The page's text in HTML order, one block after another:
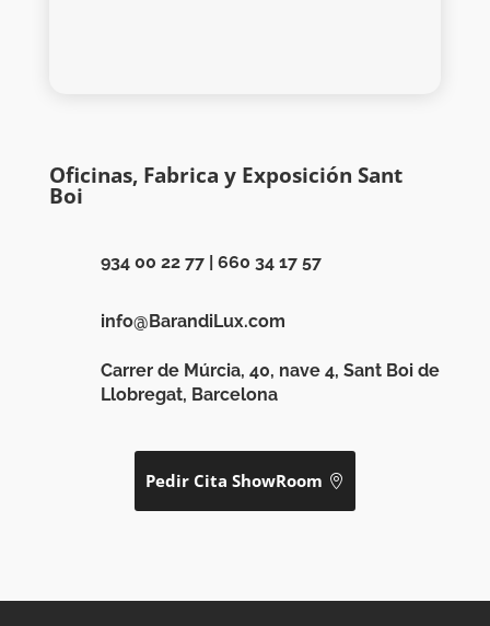
Oficinas, Fabrica y Exposición Sant
Boi
934 00 22 77| 660 34 17 57
info@BarandiLux.com
Carrer de Múrcia, 40, nave 4, Sant Boi de
Llobregat, Barcelona
Pedir Cita ShowRoom